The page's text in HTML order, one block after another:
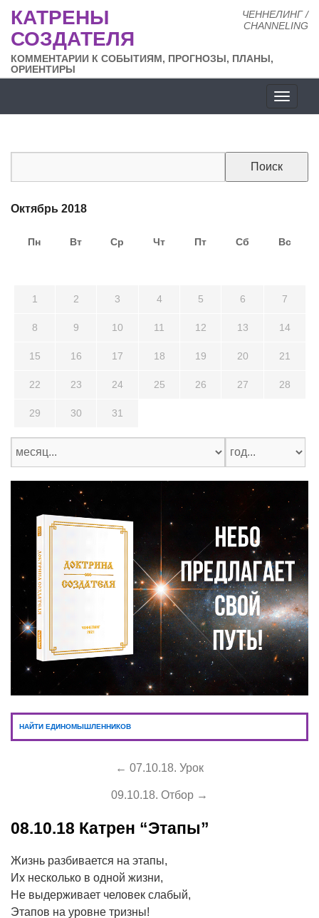
ЧЕННЕЛИНГ /
CHANNELING
КАТРЕНЫ
СОЗДАТЕЛЯ
КОММЕНТАРИИ К СОБЫТИЯМ, ПРОГНОЗЫ, ПЛАНЫ,
ОРИЕНТИРЫ
сайта
Октябрь 2018
Пн Вт Ср Чт Пт Сб Вс
1 2 3 4 5 6 7
8 9 10 11 12 13 14
15 16 17 18 19 20 21
22 23 24 25 26 27 28
29 30 31
НАЙТИ ЕДИНОМЫШЛЕННИКОВ
← 07.10.18. Урок
09.10.18. Отбор →
08.10.18 Катрен “Этапы”
Жизнь разбивается на этапы,
Их несколько в одной жизни,
Не выдерживает человек слабый,
Этапов на уровне тризны!